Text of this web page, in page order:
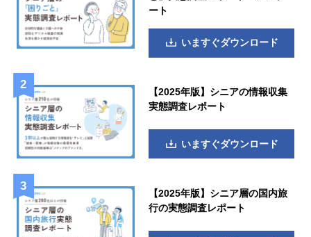
ート
いますぐダウンロード
【2025年版】シニアの情報収集
実態調査レポート
いますぐダウンロード
【2025年版】シニア層の国内旅
行の実態調査レポート